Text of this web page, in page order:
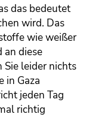
das bedeutet
wird. Das
wie weißer
an diese
Sie leider nichts
in Gaza
jeden Tag
richtig